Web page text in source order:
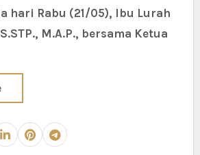
hari Rabu (21/05), Ibu Lurah
M.A.P., bersama Ketua